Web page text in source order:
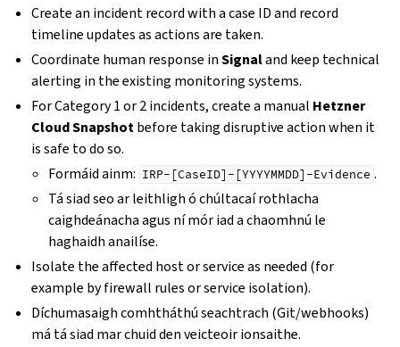
Create an incident record with a case ID and record
timeline updates as actions are taken.
Coordinate human response inSignaland keep technical
alerting in the existing monitoring systems.
For Category 1 or 2 incidents, create a manual Hetzner
Cloud Snapshotbefore taking disruptive action when it
is safe to do so.
Formáid ainm: IRP-[CaseID]-[YYYYMMDD]-Evidence .
Tá siad seo ar leithligh ó chúltacaí rothlacha
caighdeánacha agus ní mór iad a chaomhnú le
haghaidh anailíse.
Isolate the affected host or service as needed (for
example by firewall rules or service isolation).
Díchumasaigh comhtháthú seachtrach (Git/webhooks)
má tá siad mar chuid den veicteoir ionsaithe.